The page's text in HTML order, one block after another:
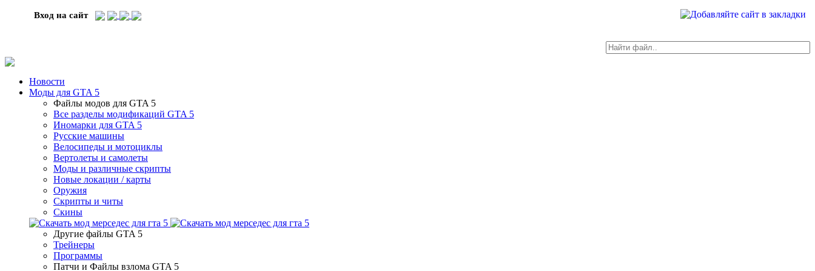
Вход на сайт
Новости
Моды для GTA 5
Файлы модов для GTA 5
Все разделы модификаций GTA 5
Иномарки для GTA 5
Русские машины
Велосипеды и мотоциклы
Вертолеты и самолеты
Моды и различные скрипты
Новые локации / карты
Оружия
Скрипты и читы
Скины
Другие файлы GTA 5
Трейнеры
Программы
Патчи и Файлы взлома GTA 5